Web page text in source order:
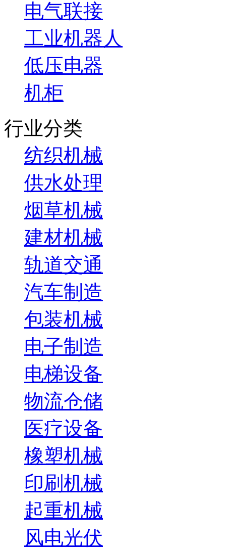
电气联接
工业机器人
低压电器
机柜
行业分类
纺织机械
供水处理
烟草机械
建材机械
轨道交通
汽车制造
包装机械
电子制造
电梯设备
物流仓储
医疗设备
橡塑机械
印刷机械
起重机械
风电光伏